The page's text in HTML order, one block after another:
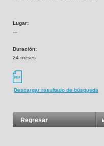
Lugar:
---
Duración:
24 meses
Descargar resultado de búsqueda
Regresar